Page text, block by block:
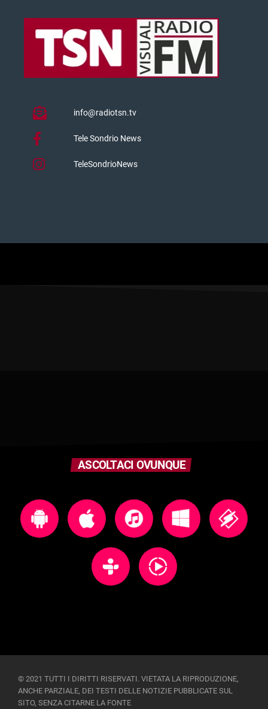
info@radiotsn.tv
Tele Sondrio News
TeleSondrioNews
ASCOLTACI OVUNQUE
© 2021 TUTTI I DIRITTI RISERVATI. VIETATA LA RIPRODUZIONE,
ANCHE PARZIALE, DEI TESTI DELLE NOTIZIE PUBBLICATE SUL
SITO, SENZA CITARNE LA FONTE